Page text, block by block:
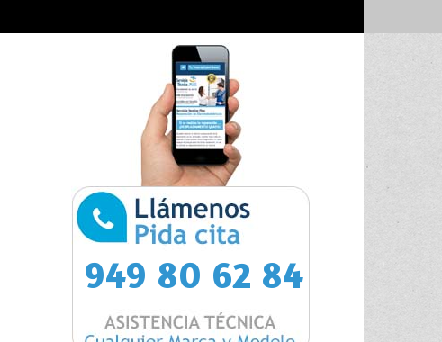
949 80 62 84